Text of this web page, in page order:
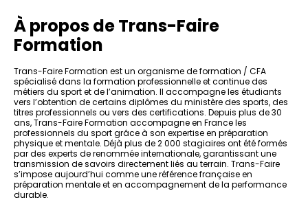
À propos de Trans-Faire
Formation
Trans-Faire Formation est un organisme de formation / CFA
spécialisé dans la formation professionnelle et continue des
métiers du sport et de l’animation. Il accompagne les étudiants
vers l’obtention de certains diplômes du ministère des sports, des
titres professionnels ou vers des certifications. Depuis plus de 30
ans, Trans-Faire Formation accompagne en France les
professionnels du sport grâce à son expertise en préparation
physique et mentale. Déjà plus de 2 000 stagiaires ont été formés
par des experts de renommée internationale, garantissant une
transmission de savoirs directement liés au terrain. Trans-Faire
s’impose aujourd’hui comme une référence française en
préparation mentale et en accompagnement de la performance
durable.